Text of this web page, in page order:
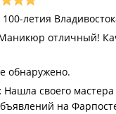
100-летия
отличный!
обнаружено.
Нашла своего
на